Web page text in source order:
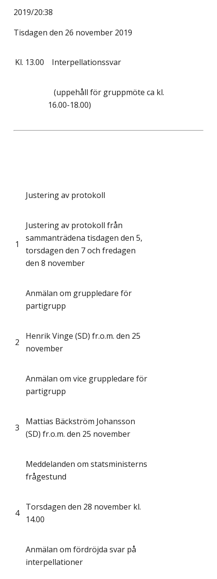
2019/20:38
Tisdagen den 26 november 2019
Kl. 13.00 Interpellationssvar
(uppehåll för gruppmöte ca kl.
16.00-18.00)
Justering av protokoll
1
Justering av protokoll från
sammanträdena tisdagen den 5,
torsdagen den 7 och fredagen
den 8 november
Anmälan om gruppledare för
partigrupp
2
Henrik Vinge (SD) fr.o.m. den 25
november
Anmälan om vice gruppledare för
partigrupp
3
Mattias Bäckström Johansson
(SD) fr.o.m. den 25 november
Meddelanden om statsministerns
frågestund
4
Torsdagen den 28 november kl.
14.00
Anmälan om fördröjda svar på
interpellationer